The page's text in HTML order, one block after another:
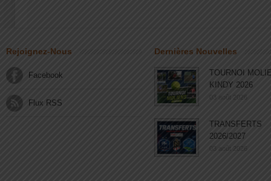
Rejoignez-Nous
Facebook
Flux RSS
Dernières Nouvelles
TOURNOI
KINDY 2026
03 août 2026
TRANSFERTS
2026/2027
03 août 2026